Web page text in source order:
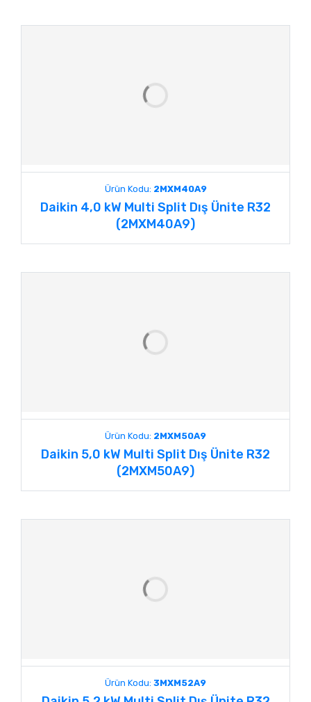
Ürün Kodu: 2MXM40A9
Daikin 4,0 kW Multi Split Dış Ünite R32
(2MXM40A9)
Ürün Kodu: 2MXM50A9
Daikin 5,0 kW Multi Split Dış Ünite R32
(2MXM50A9)
Ürün Kodu: 3MXM52A9